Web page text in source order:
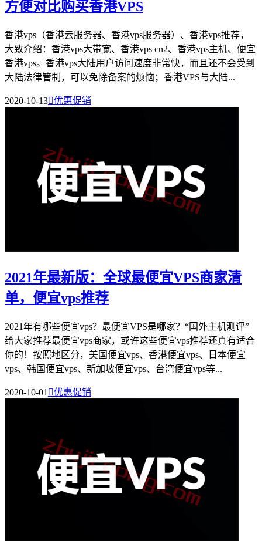
方便对比购买香港VPS
香港vps（香港云服务器、香港vps服务器）、香港vps推荐，
大致介绍：香港vps大带宽、香港vps cn2、香港vps主机、便宜
香港vps。香港vps大陆用户访问速度非常快，而且还不会受到
大陆法律管制，可以免除备案的烦恼；香港VPS与大陆...
2020-10-13优惠促销
2021年最新版：全球最便宜VPS商家清
单，便宜vps推荐
2021年有哪些便宜vps？最便宜VPS是哪家？“国外主机测评”
给大家推荐最便宜vps商家，或许这些便宜vps推荐还真有适合
你的！按照地区分，美国便宜vps、香港便宜vps、日本便宜
vps、韩国便宜vps、新加坡便宜vps、台湾便宜vps等...
2020-10-01 优惠促销